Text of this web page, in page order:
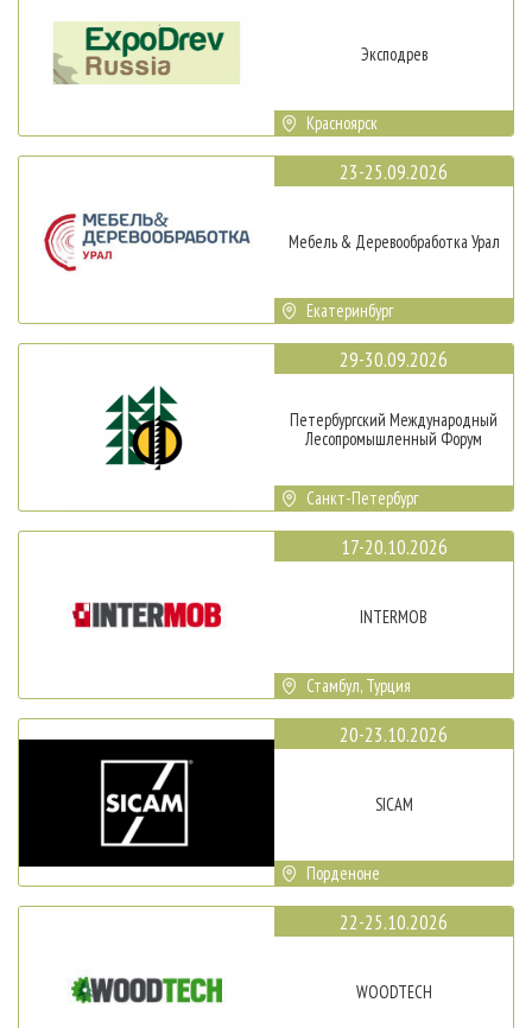
Эксподрев
Красноярск
23-25.09.2026
Мебель & Деревообработка Урал
Екатеринбург
29-30.09.2026
Петербургский Международный
Лесопромышленный Форум
Санкт-Петербург
17-20.10.2026
INTERMOB
Стамбул, Турция
20-23.10.2026
SICAM
Порденоне
22-25.10.2026
WOODTECH